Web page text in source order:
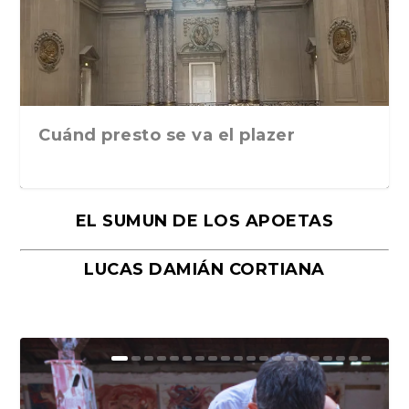
Cuánd presto se va el plazer
EL SUMUN DE LOS APOETAS
LUCAS DAMIÁN CORTIANA